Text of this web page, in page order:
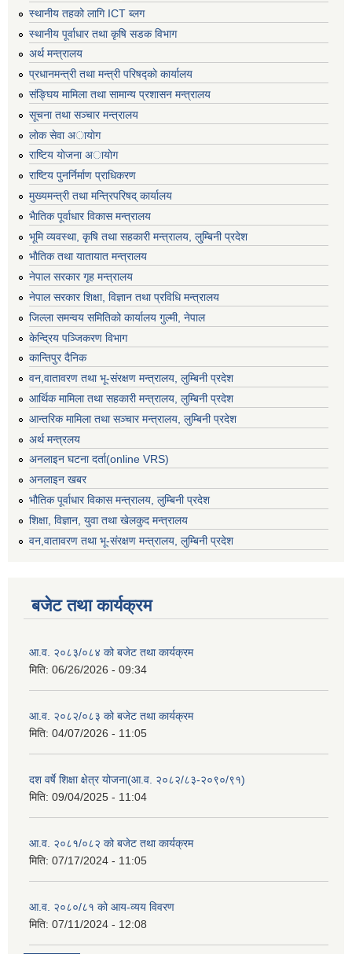
स्थानीय तहको लागि ICT ब्लग
स्थानीय पूर्वाधार तथा कृषि सडक विभाग
अर्थ मन्त्रालय
प्रधानमन्त्री तथा मन्त्री परिषद्काे कार्यालय
संङ्घिय मामिला तथा सामान्य प्रशासन मन्त्रालय
सूचना तथा सञ्चार मन्त्रालय
लाेक सेवा अायाेग
राष्टिय याेजना अायाेग
राष्टिय पुनर्निर्माण प्राधिकरण
मुख्यमन्त्री तथा मन्त्रिपरिषद् कार्यालय
भैातिक पूर्वाधार विकास मन्त्रालय
भूमि व्यवस्था, कृषि तथा सहकारी मन्त्रालय, लु्म्बिनी प्रदेश
भाैतिक तथा यातायात मन्त्रालय
नेपाल सरकार गृह मन्त्रालय
नेपाल सरकार शिक्षा, विज्ञान तथा प्रविधि मन्त्रालय
जिल्ला समन्वय समितिको कार्यालय गुल्मी, नेपाल
केन्द्रिय पञ्जिकरण विभाग
कान्तिपुर दैनिक
वन,वातावरण तथा भू-संरक्षण मन्त्रालय, लुम्बिनी प्रदेश
आर्थिक मामिला तथा सहकारी मन्त्रालय, लुम्बिनी प्रदेश
आन्तरिक मामिला तथा सञ्चार मन्त्रालय, लुम्बिनी प्रदेश
अर्थ मन्त्रलय
अनलाइन घटना दर्ता(online VRS)
अनलाइन खबर
भौतिक पूर्वाधार विकास मन्त्रालय, लुम्बिनी प्रदेश
शिक्षा, विज्ञान, युवा तथा खेलकुद मन्‍‍त्रालय
वन,वातावरण तथा भू-संरक्षण मन्त्रालय, लुम्बिनी प्रदेश
बजेट तथा कार्यक्रम
आ.व. २०८३/०८४ को बजेट तथा कार्यक्रम
मिति: 06/26/2026 - 09:34
आ.व. २०८२/०८३ को बजेट तथा कार्यक्रम
मिति: 04/07/2026 - 11:05
दश वर्षे शिक्षा क्षेत्र योजना(आ.व. २०८२/८३-२०९०/९१)
मिति: 09/04/2025 - 11:04
आ.व. २०८१/०८२ को बजेट तथा कार्यक्रम
मिति: 07/17/2024 - 11:05
आ.व. २०८०/८१ को आय-व्यय विवरण
मिति: 07/11/2024 - 12:08